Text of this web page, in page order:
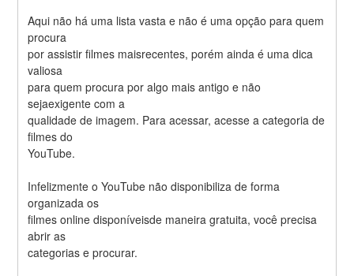
Aqui não há uma lista vasta e não é uma opção para quem
procura
por assistir filmes maisrecentes, porém ainda é uma dica
valiosa
para quem procura por algo mais antigo e não
sejaexigente com a
qualidade de imagem. Para acessar, acesse a categoria de
filmes do
YouTube.
Infelizmente o YouTube não disponibiliza de forma
organizada os
filmes online disponíveisde maneira gratuita, você precisa
abrir as
categorias e procurar.